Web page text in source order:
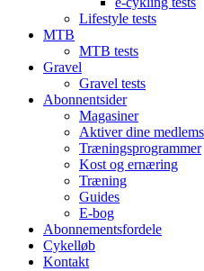
Lifestyle tests
MTB
MTB tests
Gravel
Gravel tests
Abonnentsider
Magasiner
Aktiver dine
Træningsprogrammer
Kost og ernæring
Træning
Guides
E-bog
Abonnementsfordele
Cykelløb
Kontakt